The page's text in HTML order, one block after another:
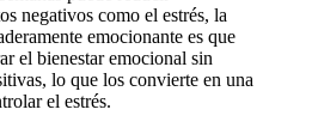
negativos como el estrés, la
emocionante es que
el bienestar emocional sin
lo que los convierte en una
el estrés.